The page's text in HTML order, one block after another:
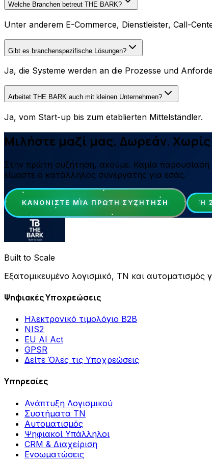
Welche Branchen betreut THE BARK?
Unter anderem E-Commerce, Dienstleister, Call-
Gibt es branchenspezifische Lösungen?
Ja, die Systeme werden an die Prozesse und
Arbeitet THE BARK auch mit kleinen Unternehmen?
Ja, vom Start-up bis zum etablierten Mittelständler.
Μιλήστε μαζί μας. Δωρεάν.
Στην πρώτη συζήτηση, ακούμε. Καμία
είμαστε ο κατάλληλος συνεργάτης για εσάς.
ΚΑΝΟΝΊΣΤΕ ΜΙΑ ΠΡΏΤΗ ΣΥΖΉΤΗΣΗ Ή
Built to Scale
Εξατομικευμένο λογισμικό, ΤΝ και αυτοματισμός
Ψηφιακές Υποχρεώσεις
Ηλεκτρονικό τιμολόγιο B2B
NIS2
EU AI Act
GPSR
Δείτε Όλες τις Υποχρεώσεις
Υπηρεσίες
Ανάπτυξη Λογισμικού
Συστήματα ΤΝ
Αυτοματισμός
Ψηφιακοί Υπάλληλοι
CRM & Διαχείριση
Ενσωματώσεις